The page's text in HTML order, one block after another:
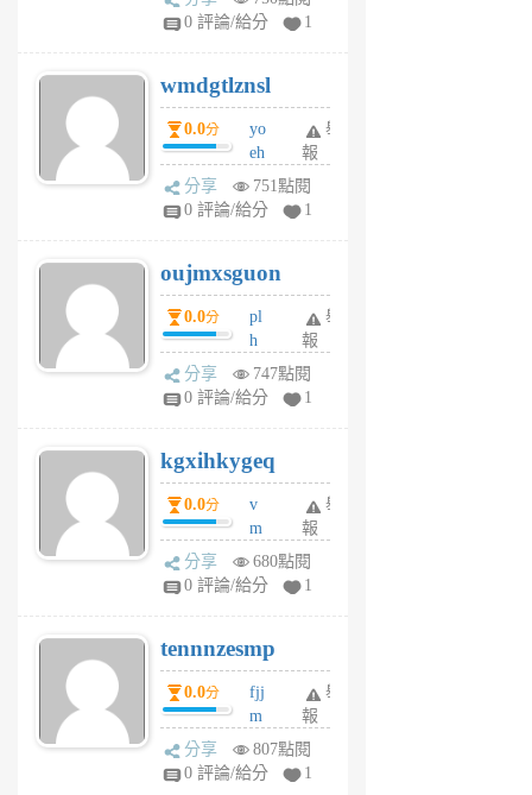
Jc
R
P
m
v
A
V
個
月
前
0 評論/給分
1
wmdgtlznsl
0.0分
yo
eh
ld
gy
個
月
前
舉
報
分享
751點閱
0 評論/給分
1
oujmxsguon
0.0分
pl
h
wi
w
6
個
月
前
舉
報
分享
747點閱
0 評論/給分
1
kgxihkygeq
0.0分
v
m
sg
sr
6
個
月
前
舉
報
分享
680點閱
0 評論/給分
1
tennnzesmp
0.0分
fjj
m
w
rs
舉
報
分享
807點閱
0 評論/給分
1